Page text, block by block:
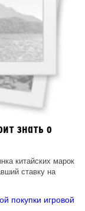
знать о
китайских марок
ставку на